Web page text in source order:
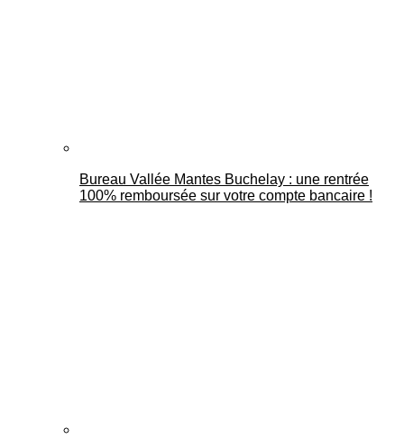
Bureau Vallée Mantes Buchelay : une rentrée
100% remboursée sur votre compte bancaire !